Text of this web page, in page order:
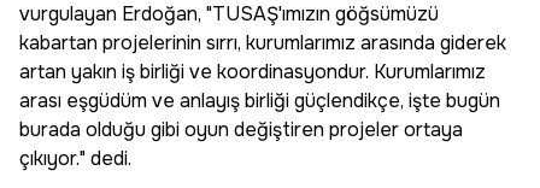
vurgulayan Erdoğan, "TUSAŞ'ımızın göğsümüzü
kabartan projelerinin sırrı, kurumlarımız arasında giderek
artan yakın iş birliği ve koordinasyondur. Kurumlarımız
arası eşgüdüm ve anlayış birliği güçlendikçe, işte bugün
burada olduğu gibi oyun değiştiren projeler ortaya
çıkıyor." dedi.